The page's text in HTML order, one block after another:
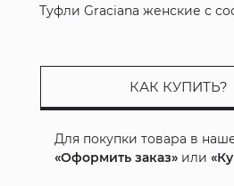
Туфли Graciana женские с
КАК КУПИТЬ?
Для покупки товара в
«Оформить заказ» или